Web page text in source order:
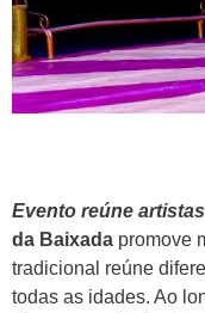
Evento reúne
da Baixada promove
tradicional reúne
todas as idades. Ao